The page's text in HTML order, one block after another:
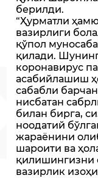
берилди.
“Ҳурматли
вазирлиги
қўпол
қилади.
коронавирус
асабийлашиш
сабабли
нисбатан
билан бирга,
ноодатий
жараёнини
шароити ва
қилишингизни
вазирлик